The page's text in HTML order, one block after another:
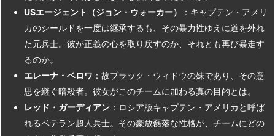
USエージェント（ジョン・ウォーカー）
：キャプテン・アメリ
カのシールドを一度は継承するも、その暴力性ゆえに道を外れ
た元兵士。彼が正義の心を取り戻すのか、それとも再び暴走す
るのか。
エレーナ・ベロワ ：故ブラック・ウィドウの妹であり、その意
思を継ぐ暗殺者。彼女がこのチームに加わる真の目的とは。
レッド・ガーディアン ：ロシア版キャプテン・アメリカと呼ば
れるベテラン超人兵士。その豪放磊落な性格が、チームにどの